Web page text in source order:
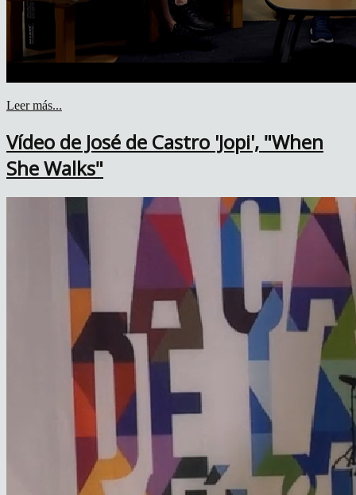
Leer más...
Vídeo de José de Castro 'Jopi', "When
She Walks"